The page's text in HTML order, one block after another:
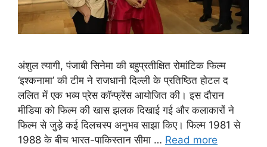
अंशुल त्यागी, पंजाबी सिनेमा की बहुप्रतीक्षित रोमांटिक फिल्म
‘इश्कनामा’ की टीम ने राजधानी दिल्ली के प्रतिष्ठित होटल द
ललित में एक भव्य प्रेस कॉन्फ्रेंस आयोजित की। इस दौरान
मीडिया को फिल्म की खास झलक दिखाई गई और कलाकारों ने
फिल्म से जुड़े कई दिलचस्प अनुभव साझा किए। फिल्म 1981 से
1988 के बीच भारत-पाकिस्तान सीमा … Read more